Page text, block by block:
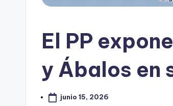
El PP
y Ábalos en
junio 15, 2026